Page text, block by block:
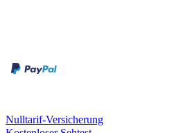
Nulltarif-Versicherung